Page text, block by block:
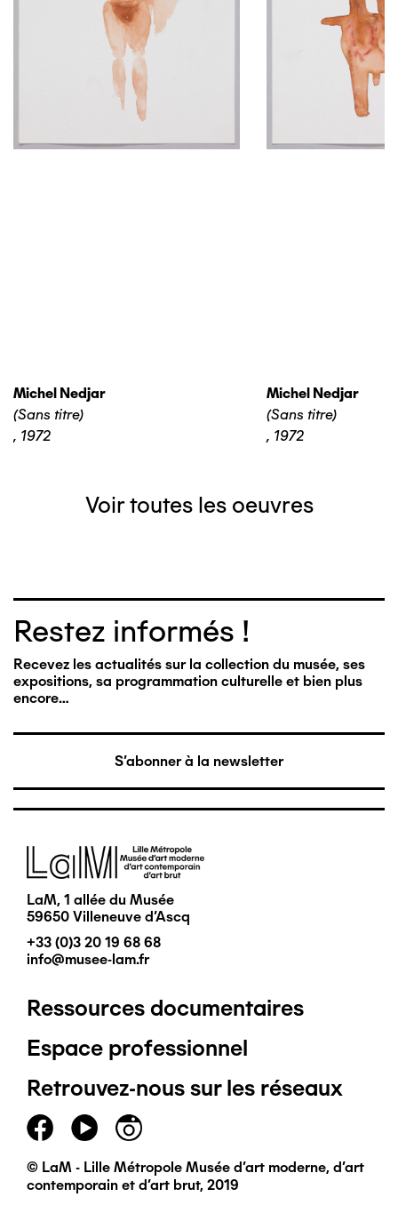
Michel Nedjar
(Sans titre)
, 1972
Michel Nedjar
(Sans titre)
, 1972
Voir toutes les oeuvres
Restez informés !
Recevez les actualités sur la collection du musée, ses
expositions, sa programmation culturelle et bien plus
encore…
S'abonner à la newsletter
Image
LaM, 1 allée du Musée
59650 Villeneuve d'Ascq
+33 (0)3 20 19 68 68
info@musee-lam.fr
Pied
de
page
principal
Ressources documentaires
Espace professionnel
Retrouvez-nous sur les réseaux
© LaM - Lille Métropole Musée d'art moderne, d'art
contemporain et d'art brut, 2019